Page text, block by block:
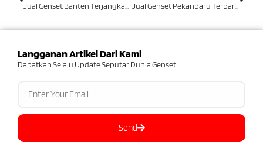
Jual Genset Pekanbaru Terbaru Kualitas Terbaik
Langganan Artikel Dari Kami
Dapatkan Selalu Update Seputar Dunia Genset
Send